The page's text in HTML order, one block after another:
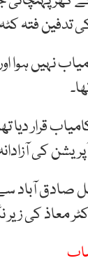
تدفین فتہ
نہیں
والا آپریشن
کی
آباد سے
معاذ کی زیر